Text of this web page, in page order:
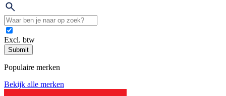
Excl. btw
Submit
Populaire merken
Bekijk alle merken